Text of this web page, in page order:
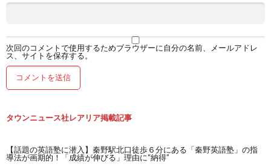
次回のコメントで使用するためブラウザーに自分の名前、メールアドレ
ス、サイトを保存する。
タウンニュース社レアリア掲載記事
【話題の英語塾に潜入】秦野駅北口徒歩６分にある「秦野英語塾」の指
導法が画期的！「成績が伸びる」理由に“納得”